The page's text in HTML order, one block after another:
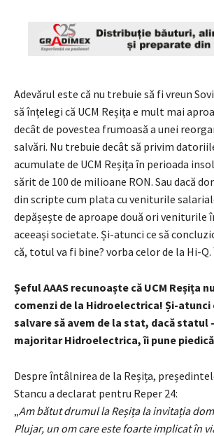
Adevărul este că nu trebuie să fi vreun
să înțelegi că UCM Reșița e mult mai
decât de povestea frumoasă a unei
salvări. Nu trebuie decât să privim
acumulate de UCM Reșița în perioada
sărit de 100 de milioane RON. Sau dacă
din scripte cum plata cu veniturile
depășește de aproape două ori veniturile
aceeași societate. Și-atunci ce să
că, totul va fi bine? vorba celor de la Hi-Q.
Șeful AAAS recunoaște că UCM Reșița
comenzi de la Hidroelectrica! Și-atunci
salvare să avem de la stat, dacă statul
majoritar Hidroelectrica, îi pune piedică
Despre întâlnirea de la Reșița,
Stancu a declarat pentru Reper 24:
Am bătut drumul la Reșița la invitația
Plujar, un om care este foarte implicat în